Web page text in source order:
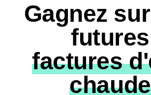
Gagnez
futures
factures
chaude